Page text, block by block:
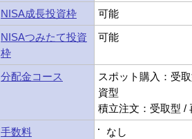
NISA成長投資枠
可能
NISAつみたて投資
枠
可能
分配金コース
スポット購入：受
資型
積立注文：受取型 /
手数料
なし